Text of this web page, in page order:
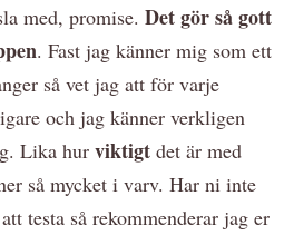
med, promise. Det gör så gott
. Fast jag känner mig som ett
så vet jag att för varje
och jag känner verkligen
Lika hur viktigt det är med
så mycket i varv. Har ni inte
testa så rekommenderar jag er